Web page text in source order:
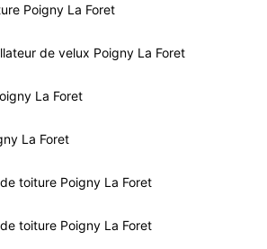
Poigny La Foret
de velux Poigny La Foret
La Foret
La Foret
toiture Poigny La Foret
toiture Poigny La Foret